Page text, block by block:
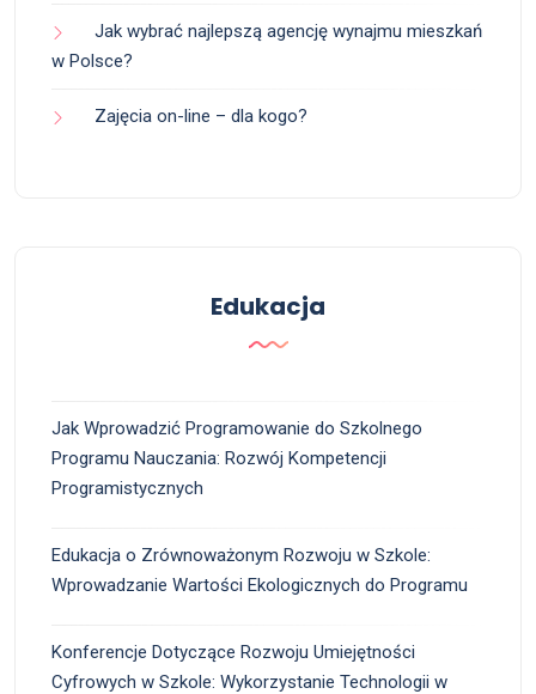
Jak wybrać najlepszą agencję wynajmu mieszkań
w Polsce?
Zajęcia on-line – dla kogo?
Edukacja
Jak Wprowadzić Programowanie do Szkolnego
Programu Nauczania: Rozwój Kompetencji
Programistycznych
Edukacja o Zrównoważonym Rozwoju w Szkole:
Wprowadzanie Wartości Ekologicznych do Programu
Konferencje Dotyczące Rozwoju Umiejętności
Cyfrowych w Szkole: Wykorzystanie Technologii w